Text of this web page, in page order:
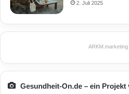
2. Juli 2025
ARKM.marketing
Gesundheit-On.de – ein Projekt